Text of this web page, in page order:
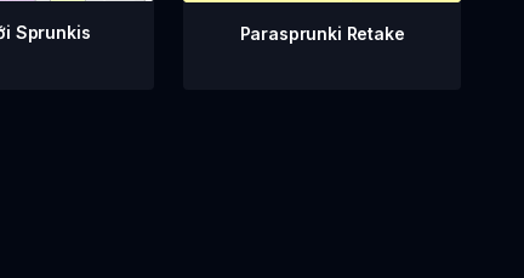
Sprunkis Parasprunki Retake